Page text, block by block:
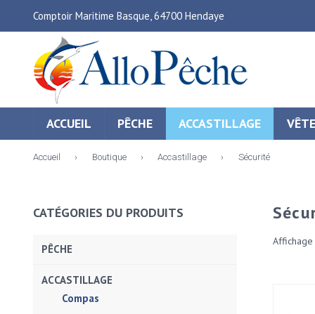
Comptoir Maritime Basque, 64700 Hendaye
ACCUEIL PÊCHE ACCASTILLAGE
Accueil › Boutique › Accastillage › Sécurité
CATÉGORIES DU PRODUITS
PÊCHE
ACCASTILLAGE
Compas